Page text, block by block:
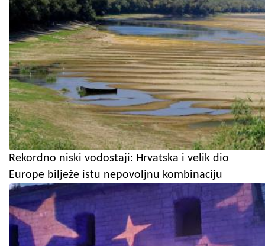
Rekordno niski vodostaji: Hrvatska i velik dio
Europe bilježe istu nepovoljnu kombinaciju